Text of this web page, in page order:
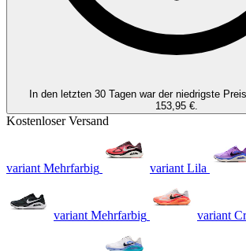
In den letzten 30 Tagen war der niedrigste
153,95 €.
Kostenloser Versand
variant Mehrfarbig variant Lila
variant Mehrfarbig variant